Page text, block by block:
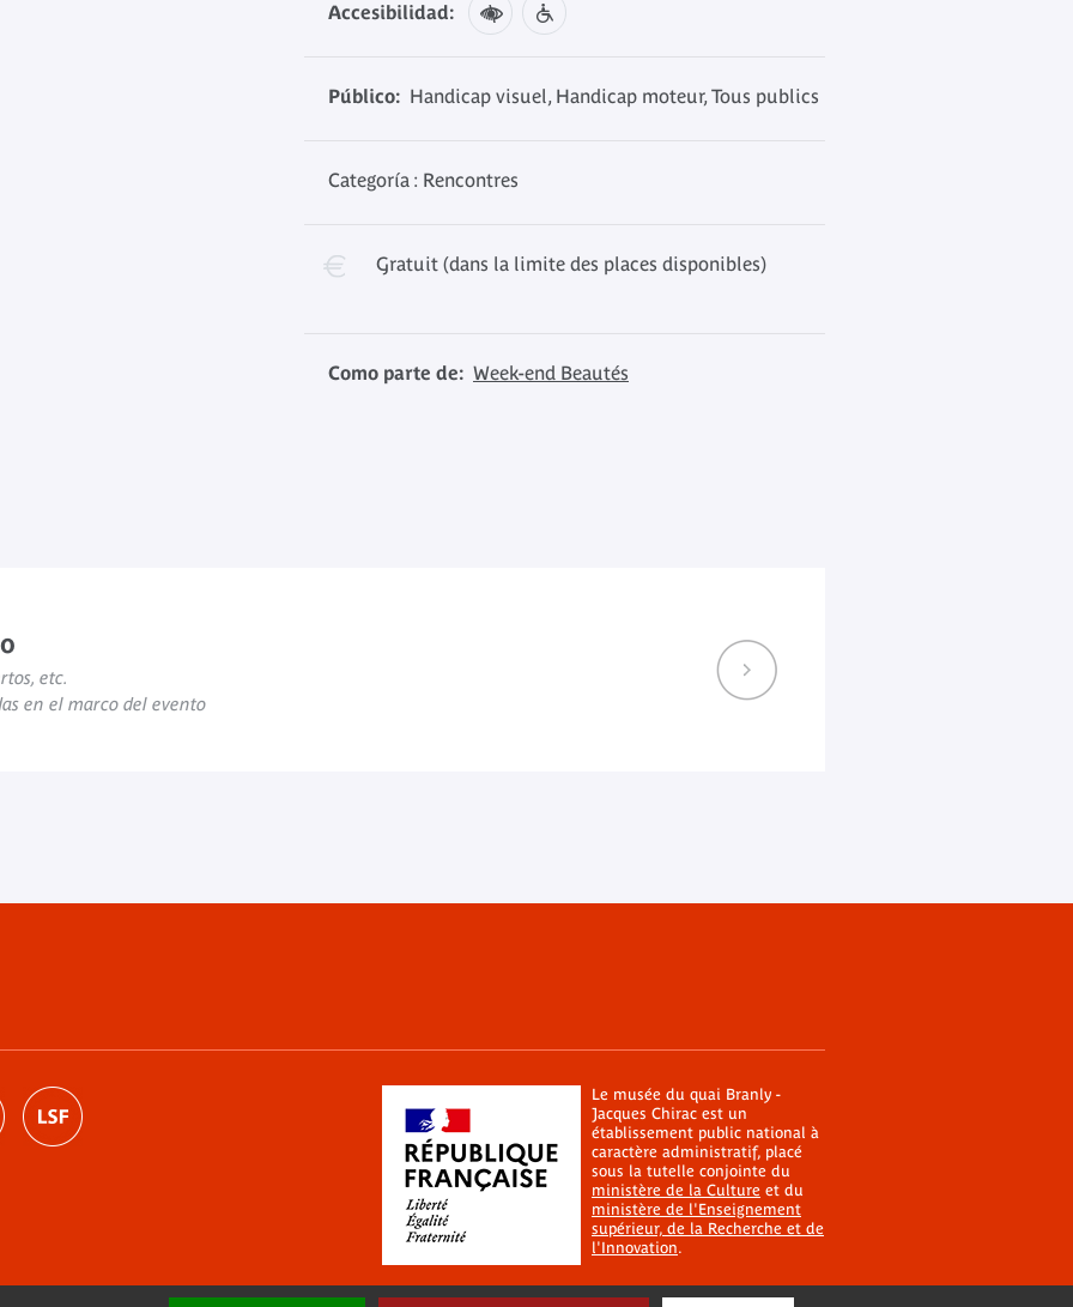
Accesibilidad:
Público: Handicap visuel, Handicap moteur, Tous publics
Categoría : Rencontres
Gratuit (dans la limite des places disponibles)
Como parte de: Week-end Beautés
etc.
en el marco del evento
Le musée du quai Branly -
Jacques Chirac est un
établissement public national à
caractère administratif, placé
sous la tutelle conjointe du
ministère de la Culture et du
ministère de l'Enseignement
supérieur, de la Recherche et de
l'Innovation.